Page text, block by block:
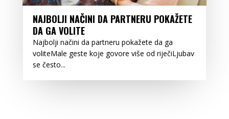
NAJBOLJI NAČINI DA PARTNERU POKAŽETE
DA GA VOLITE
Najbolji načini da partneru pokažete da ga
voliteMale geste koje govore više od riječiLjubav
se često...